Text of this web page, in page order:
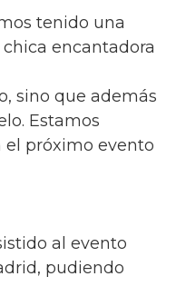
tenido una
encantadora
sino que además
Estamos
el próximo evento
al evento
pudiendo